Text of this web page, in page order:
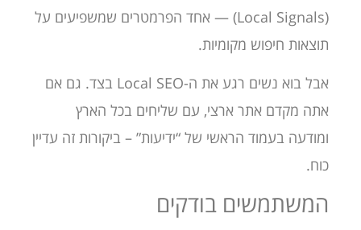
(Local Signals) — אחד הפרמטרים שמשפיעים על
תוצאות חיפוש מקומיות.
אבל בוא נשים רגע את ה-Local SEO בצד. גם אם
אתה מקדם אתר ארצי, עם שליחים בכל הארץ
ומודעה בעמוד הראשי של “ידיעות” – ביקורות זה עדיין
כוח.
המשתמשים בודקים